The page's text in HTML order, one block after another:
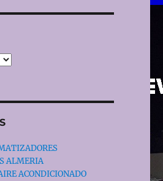
ALMERIA
ACONDICIONADO